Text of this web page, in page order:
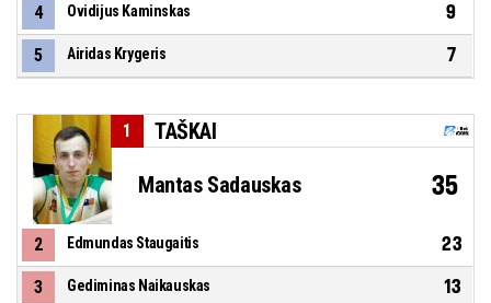
4 Ovidijus Kaminskas 9
5 Airidas Krygeris 7
TAŠKAI
1
Mantas Sadauskas 35
2 Edmundas Staugaitis 23
3 Gediminas Naikauskas 13